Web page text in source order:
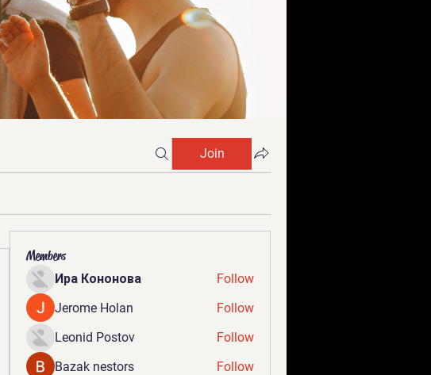
Join
Members
Ира Кононова
Follow
Jerome Holan
Follow
Leonid Postov
Follow
Bazak nestors
Follow